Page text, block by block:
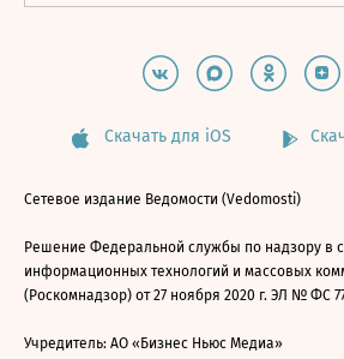
Скачать для iOS
Сетевое издание Ведомости (Vedomosti)
Решение Федеральной службы по надзору в
информационных технологий и массовых
(Роскомнадзор) от 27 ноября 2020 г. ЭЛ № ФС
Учредитель: АО «Бизнес Ньюс Медиа»